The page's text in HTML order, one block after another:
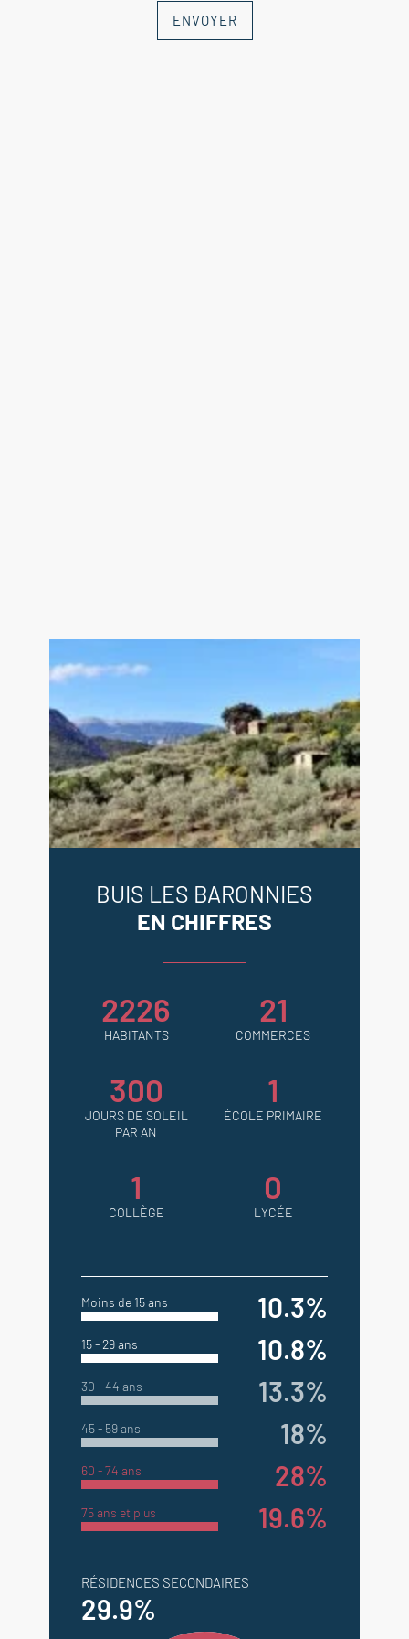
Drôme provençale
ENVOYER
BUIS LES BARONNIES
EN CHIFFRES
2226
HABITANTS
21
COMMERCES
300
JOURS DE SOLEIL
PAR AN
1
ÉCOLE PRIMAIRE
1
COLLÈGE
0
LYCÉE
Moins de 15 ans 10.3%
15 - 29 ans 10.8%
30 - 44 ans 13.3%
45 - 59 ans 18%
60 - 74 ans 28%
75 ans et plus 19.6%
RÉSIDENCES SECONDAIRES
29.9%